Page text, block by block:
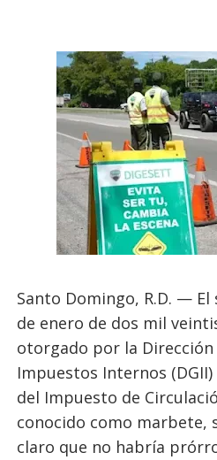
Santo Domingo, R.D. —
de enero de dos mil
otorgado por la Dirección
Impuestos Internos
del Impuesto de
conocido como marbete,
claro que no habría